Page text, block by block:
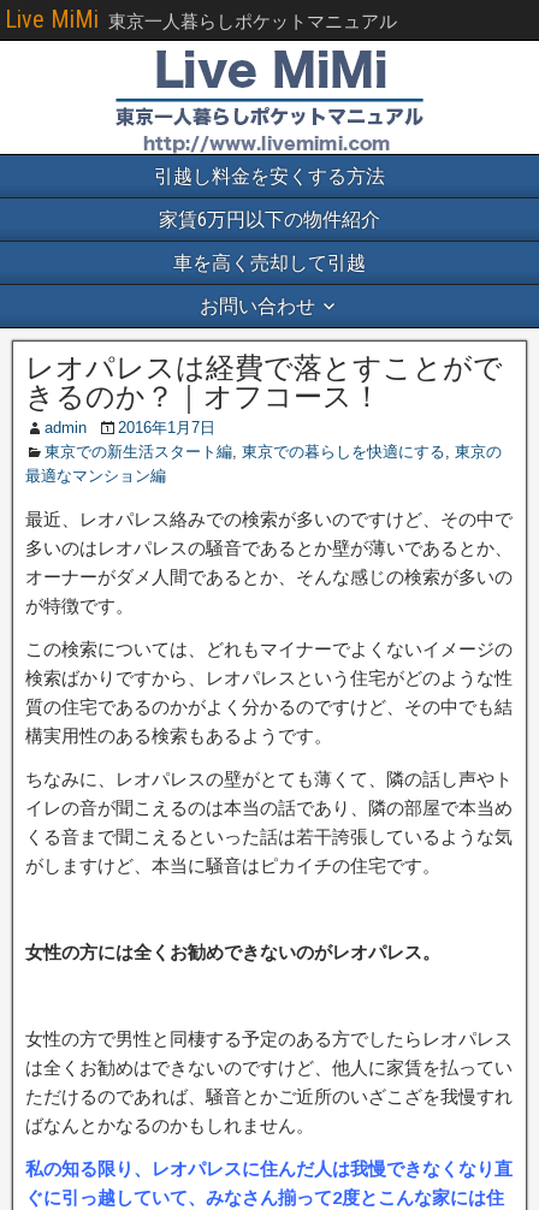
Live MiMi 東京一人暮らしポケットマニュアル
引越し料金を安くする方法
家賃6万円以下の物件紹介
車を高く売却して引越
お問い合わせ
レオパレスは経費で落とすことがで
きるのか？｜オフコース！
admin
2016年1月7日
東京での新生活スタート編, 東京での暮らしを快適にする, 東京の
最適なマンション編
最近、レオパレス絡みでの検索が多いのですけど、その中で
多いのはレオパレスの騒音であるとか壁が薄いであるとか、
オーナーがダメ人間であるとか、そんな感じの検索が多いの
が特徴です。
この検索については、どれもマイナーでよくないイメージの
検索ばかりですから、レオパレスという住宅がどのような性
質の住宅であるのかがよく分かるのですけど、その中でも結
構実用性のある検索もあるようです。
ちなみに、レオパレスの壁がとても薄くて、隣の話し声やト
イレの音が聞こえるのは本当の話であり、隣の部屋で本当め
くる音まで聞こえるといった話は若干誇張しているような気
がしますけど、本当に騒音はピカイチの住宅です。
女性の方には全くお勧めできないのがレオパレス。
女性の方で男性と同棲する予定のある方でしたらレオパレス
は全くお勧めはできないのですけど、他人に家賃を払ってい
ただけるのであれば、騒音とかご近所のいざこざを我慢すれ
ばなんとかなるのかもしれません。
私の知る限り、レオパレスに住んだ人は我慢できなくなり直
ぐに引っ越していて、みなさん揃って2度とこんな家には住